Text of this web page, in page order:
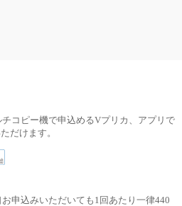
コピー機で申込めるVプリカ、アプリで
だけます。
申込みいただいても1回あたり一律440